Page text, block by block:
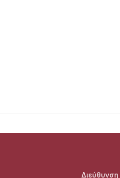
Διεύθυνση